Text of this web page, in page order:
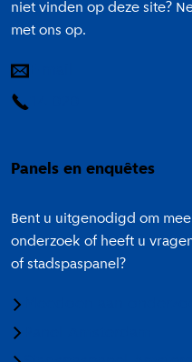
niet vinden op deze site?
met ons op.
Panels en enquêtes
Bent u uitgenodigd om
onderzoek of heeft u
of stadspaspanel?